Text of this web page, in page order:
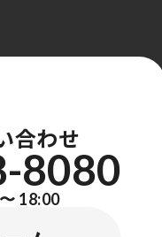
合わせ
8080
18:00